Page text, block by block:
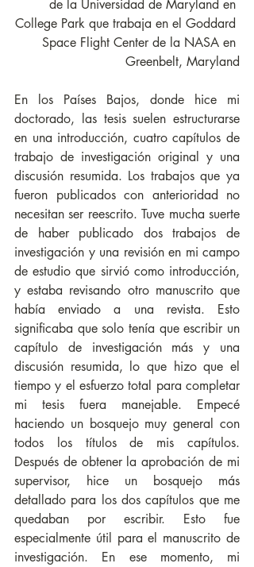
de la Universidad de Maryland en
College Park que trabaja en el Goddard
Space Flight Center de la NASA en
Greenbelt, Maryland
En los Países Bajos, donde hice mi
doctorado, las tesis suelen estructurarse
en una introducción, cuatro capítulos de
trabajo de investigación original y una
discusión resumida. Los trabajos que ya
fueron publicados con anterioridad no
necesitan ser reescrito. Tuve mucha suerte
de haber publicado dos trabajos de
investigación y una revisión en mi campo
de estudio que sirvió como introducción,
y estaba revisando otro manuscrito que
había enviado a una revista. Esto
significaba que solo tenía que escribir un
capítulo de investigación más y una
discusión resumida, lo que hizo que el
tiempo y el esfuerzo total para completar
mi tesis fuera manejable. Empecé
haciendo un bosquejo muy general con
todos los títulos de mis capítulos.
Después de obtener la aprobación de mi
supervisor, hice un bosquejo más
detallado para los dos capítulos que me
quedaban por escribir. Esto fue
especialmente útil para el manuscrito de
investigación. En ese momento, mi